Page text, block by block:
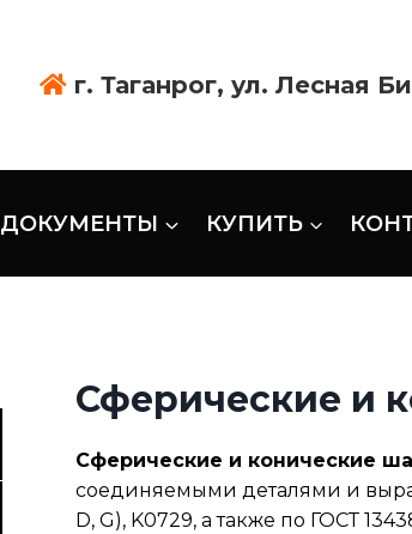
г. Таганрог, ул. Лесная
ДОКУМЕНТЫ КУПИТЬ
Сферические и
Сферические и конические
соединяемыми деталями и
D, G), K0729, а также по ГОСТ